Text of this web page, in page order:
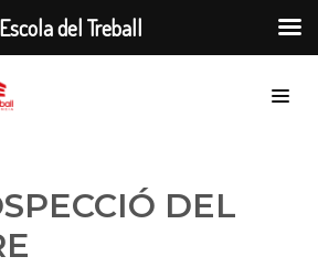
DEL
Escola del Treball